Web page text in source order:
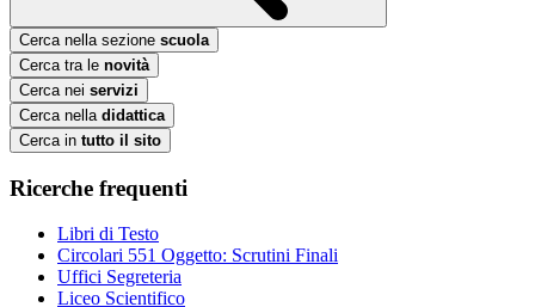
Cerca nella sezione scuola
Cerca tra le novità
Cerca nei servizi
Cerca nella didattica
Cerca in tutto il sito
Ricerche frequenti
Libri di Testo
Circolari 551 Oggetto: Scrutini Finali
Uffici Segreteria
Liceo Scientifico